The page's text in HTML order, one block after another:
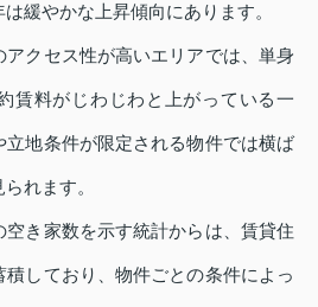
緩やかな上昇傾向にあります。
クセス性が高いエリアでは、単身
賃料がじわじわと上がっている一
地条件が限定される物件では横ば
れます。
空き家数を示す統計からは、賃貸住
しており、物件ごとの条件によっ